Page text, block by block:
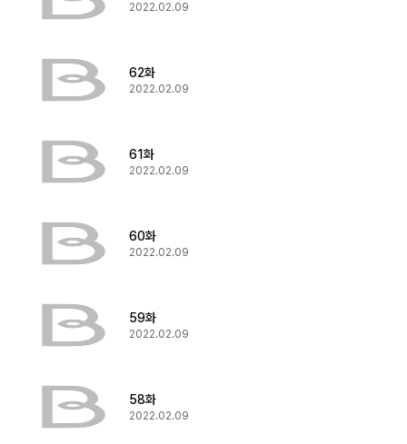
2022.02.09
62화
2022.02.09
61화
2022.02.09
60화
2022.02.09
59화
2022.02.09
58화
2022.02.09